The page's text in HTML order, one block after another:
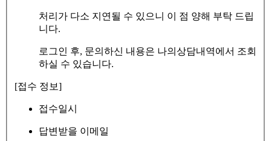
처리가 다소 지연될 수 있으니 이 점 양해 부탁 드립
니다.
로그인 후, 문의하신 내용은 나의상담내역에서 조회
하실 수 있습니다.
[접수 정보]
접수일시
답변받을 이메일